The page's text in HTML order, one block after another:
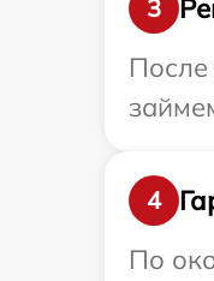
3
После
4
По